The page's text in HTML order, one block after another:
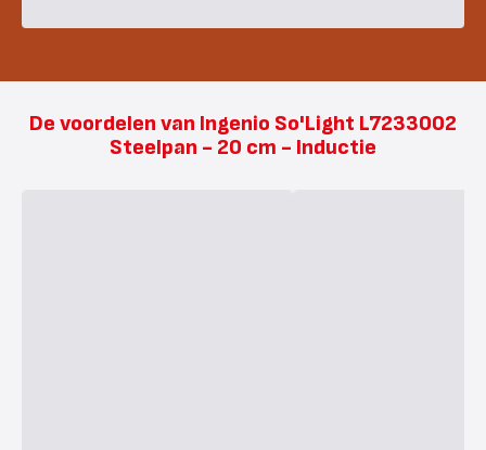
De voordelen van Ingenio So'Light L7233002
Steelpan - 20 cm - Inductie